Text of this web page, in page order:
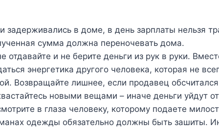
задерживались в доме, в день зарплаты нельзя
сумма должна переночевать дома.
отдавайте и не берите деньги из рук в руки.
энергетика другого человека, которая не
Возвращайте лишнее, если продавец
новыми вещами – иначе деньги уйдут
в глаза человеку, которому подаете
одежды обязательно должны быть зашиты.